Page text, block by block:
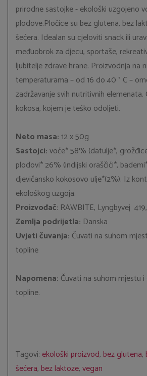
prirodne sastojke - ekološki uzgojeno
plodove.Pločice su bez glutena, bez
šećera. Idealan su cjeloviti snack ili
međuobrok za djecu, sportaše,
ljubitelje zdrave hrane. Proizvodnja na
temperaturama – od 16 do 40 ° C –
zadržavanje svih nutritivnih
kokosa, kojem je teško odoljeti.
Neto masa:12 x 50g
Sastojci:voće* 58% (datulje*,
plodovi* 26% (indijski oraščići*,
djevičansko kokosovo ulje*(2%). Iz
ekološkog uzgoja.
Proizvođač: RAWBITE, Lyngbyvej
Zemlja podrijetla: Danska
Uvjeti čuvanja: Čuvati na suhom
topline
Napomena: Čuvati na suhom mjestu
topline.
Tagovi: ekološki proizvod,bez glutena,
šećera,bez laktoze,vegan